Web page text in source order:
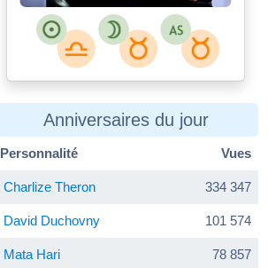
Anniversaires du jour
Personnalité Vues
Charlize Theron 334 347
David Duchovny 101 574
Mata Hari 78 857